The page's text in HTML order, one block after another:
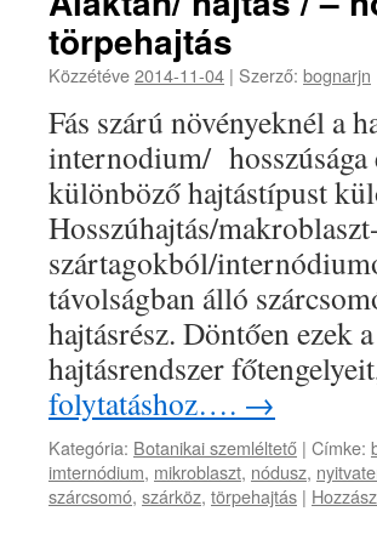
törpehajtás
Közzétéve2014-11-04 | Szerző: bognarjn
Fás szárú növényeknél a
internodium/ hosszúsága
különböző hajtástípust
Hosszúhajtás/
szártagokból/
távolságban álló
hajtásrész. Döntően ezek
hajtásrendszer
folytatáshoz…. →
Kategória: Botanikai szemléltető | Címke:
imternódium, mikroblaszt, nódusz,
szárcsomó, szárköz, törpehajtás |